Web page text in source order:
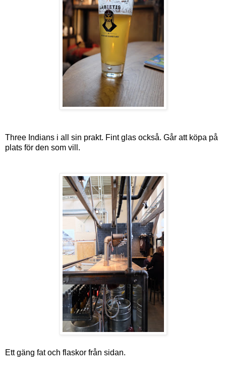
Three Indians i all sin prakt. Fint glas också. Går att köpa på
plats för den som vill.
Ett gäng fat och flaskor från sidan.